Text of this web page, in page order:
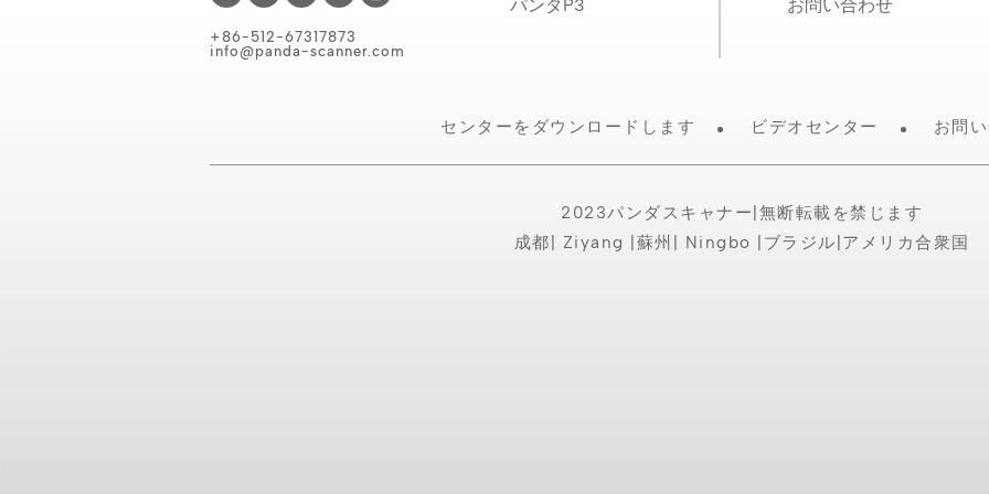
+86-512-67317873
info@panda-scanner.com
パンダP3
お問い合わせ
センターをダウンロードします ビデオセンター お問
2023パンダスキャナー|無断転載を禁じます
成都| Ziyang |蘇州| Ningbo |ブラジル|アメリカ合衆国